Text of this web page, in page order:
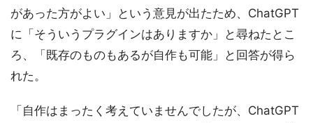
があった方がよい」という意見が出たため、ChatGPT
に「そういうプラグインはありますか」と尋ねたとこ
ろ、「既存のものもあるが自作も可能」と回答が得ら
れた。
「自作はまったく考えていませんでしたが、ChatGPT